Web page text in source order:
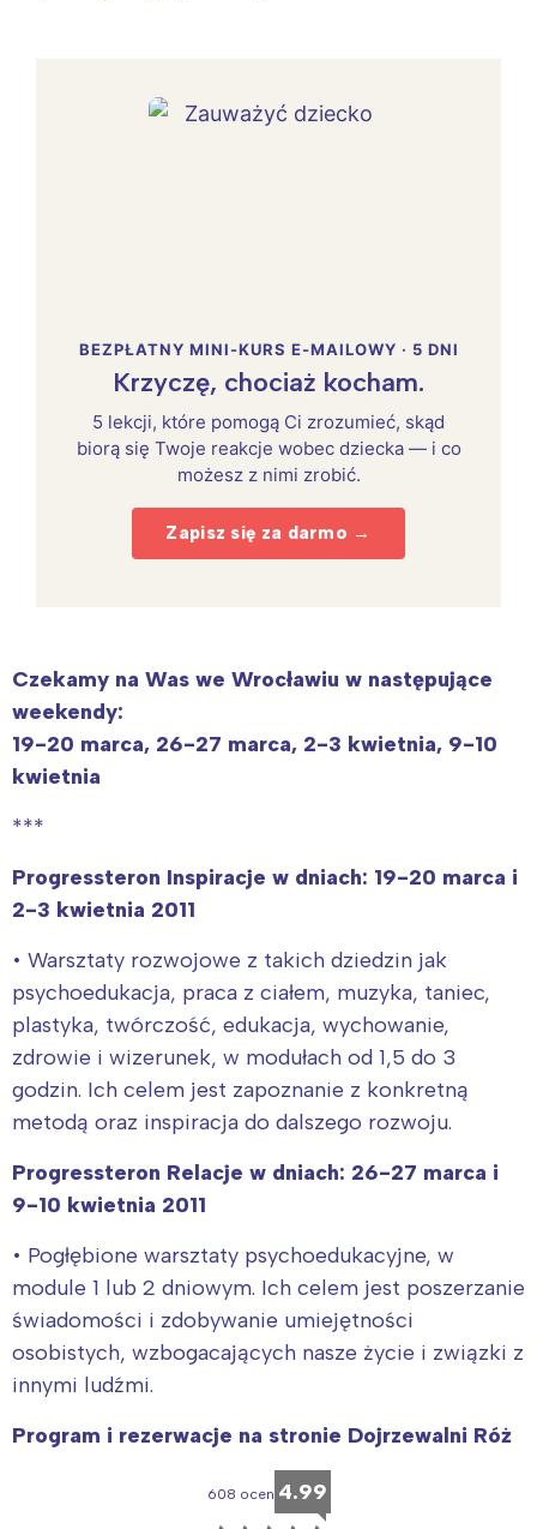
BEZPŁATNY MINI-KURS E-MAILOWY · 5 DNI
Krzyczę, chociaż kocham.
5 lekcji, które pomogą Ci zrozumieć, skąd
biorą się Twoje reakcje wobec dziecka — i co
możesz z nimi zrobić.
Zapisz się za darmo →
Czekamy na Was we Wrocławiu w następujące
weekendy:
19-20 marca, 26-27 marca, 2-3 kwietnia, 9-10
kwietnia
***
Progressteron Inspiracje w dniach: 19-20 marca i
2-3 kwietnia 2011
• Warsztaty rozwojowe z takich dziedzin jak
psychoedukacja, praca z ciałem, muzyka, taniec,
plastyka, twórczość, edukacja, wychowanie,
zdrowie i wizerunek, w modułach od 1,5 do 3
godzin. Ich celem jest zapoznanie z konkretną
metodą oraz inspiracja do dalszego rozwoju.
Progressteron Relacje w dniach: 26-27 marca i
9-10 kwietnia 2011
• Pogłębione warsztaty psychoedukacyjne, w
module 1 lub 2 dniowym. Ich celem jest poszerzanie
świadomości i zdobywanie umiejętności
osobistych, wzbogacających nasze życie i związki z
innymi ludźmi.
Program i rezerwacje na stronie Dojrzewalni Róż
608 ocen 4.99